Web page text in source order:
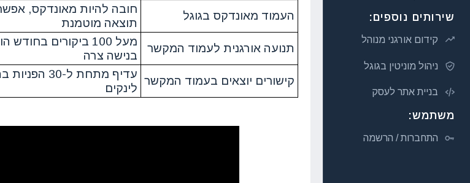
שירותים נוספים:
קידום אורגני מנוהל
ניהול מוניטין בגוגל
בניית אתר לעסק
משתמש:
התחברות / הרשמה
העמוד מאונדקס בגוגל
תוצאה מוטמנת
תנועה אורגנית לעמוד המקשר
בנישה צרה
קישורים יוצאים בעמוד המקשר
לינקים